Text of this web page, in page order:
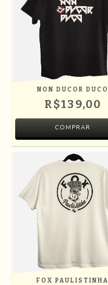
NON DUCOR DUCO
R$139,00
COMPRAR
FOX PAULISTINHA